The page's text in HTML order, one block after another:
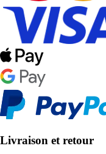
Livraison et retour